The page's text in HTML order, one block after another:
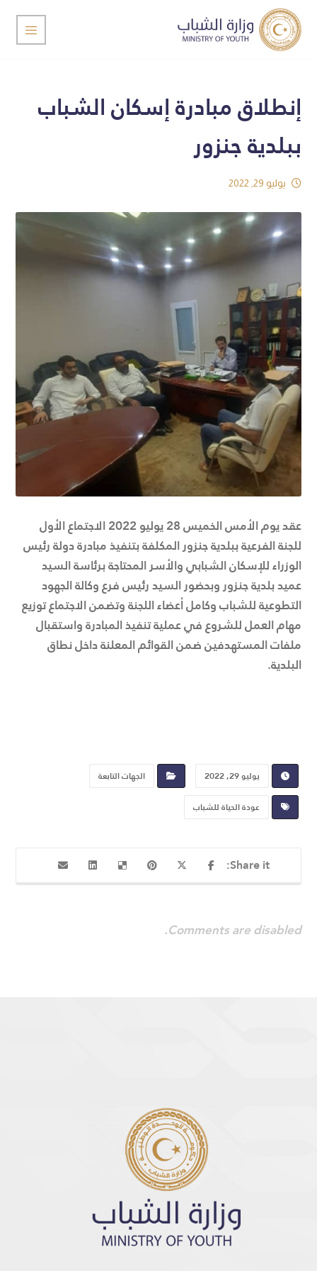
إنطلاق مبادرة إسكان الشباب
ببلدية جنزور
يوليو 29, 2022
عقد يوم الأمس الخميس 28 يوليو 2022 الاجتماع الأول
للجنة الفرعية ببلدية جنزور المكلفة بتنفيذ مبادرة دولة رئيس
الوزراء للإسكان الشبابي والأسر المحتاجة برئاسة السيد
عميد بلدية جنزور وبحضور السيد رئيس فرع وكالة الجهود
التطوعية للشباب وكامل أعضاء اللجنة وتضمن الاجتماع توزيع
مهام العمل للشروع في عملية تنفيذ المبادرة واستقبال
ملفات المستهدفين ضمن القوائم المعلنة داخل نطاق
البلدية.
يوليو 29, 2022
الجهات التابعة
عودة الحياة للشباب
Comments are disabled.